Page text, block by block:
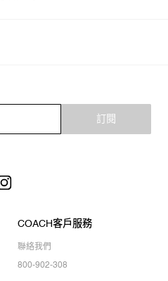
訂閱
COACH客戶服務
聯絡我們
800-902-308